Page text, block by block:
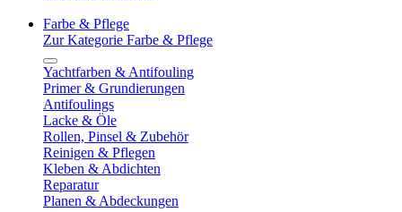
Farbe & Pflege
Zur Kategorie Farbe & Pflege
Yachtfarben & Antifouling
Primer & Grundierungen
Antifoulings
Lacke & Öle
Rollen, Pinsel & Zubehör
Reinigen & Pflegen
Kleben & Abdichten
Reparatur
Planen & Abdeckungen